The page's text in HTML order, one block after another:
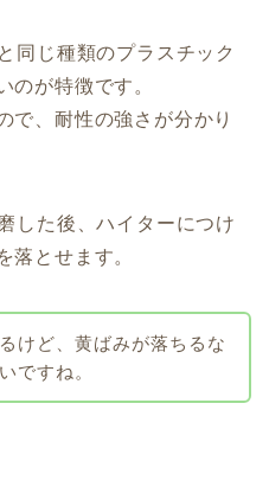
同じ種類のプラスチック
のが特徴です。
で、耐性の強さが分かり
した後、ハイターにつけ
落とせます。
けど、黄ばみが落ちるな
ですね。